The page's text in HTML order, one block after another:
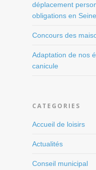
déplacement
obligations en
Concours des
Adaptation de nos
canicule
CATEGORIES
Accueil de loisirs
Actualités
Conseil municipal